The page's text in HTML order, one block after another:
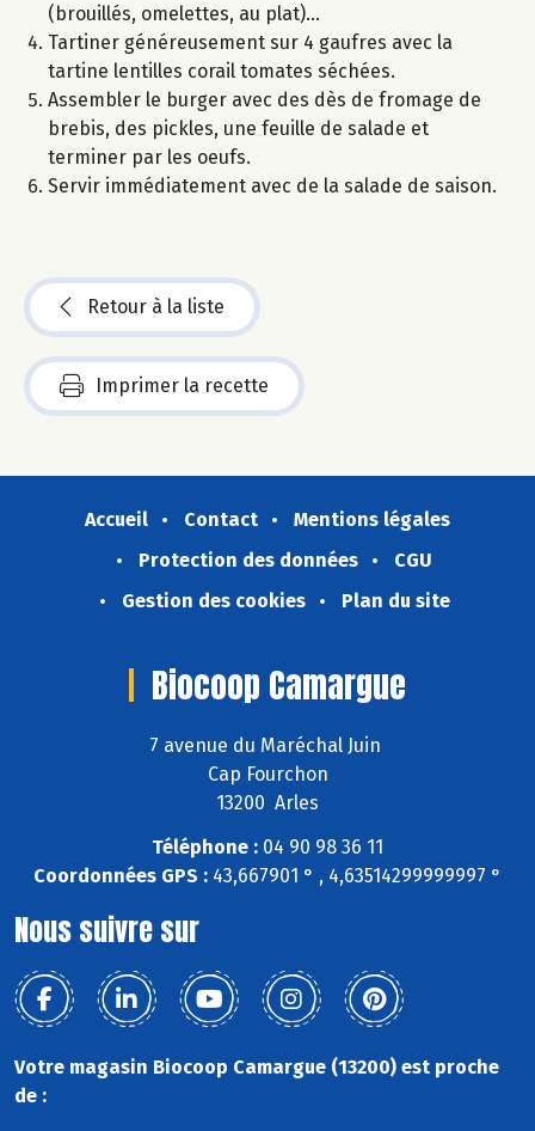
(brouillés, omelettes, au plat)…
Tartiner généreusement sur 4 gaufres avec la
tartine lentilles corail tomates séchées.
Assembler le burger avec des dès de fromage de
brebis, des pickles, une feuille de salade et
terminer par les oeufs.
Servir immédiatement avec de la salade de saison.
Retour à la liste
Imprimer la recette
Accueil Contact
Mentions légales
Protection des données
CGU
Gestion des cookies
Plan du site
Biocoop Camargue
7 avenue du Maréchal Juin
Cap Fourchon
13200 Arles
Téléphone : 04 90 98 36 11
Coordonnées GPS : 43,667901 ° , 4,63514299999997 °
Nous suivre sur
Votre magasin Biocoop Camargue (13200) est proche
de :